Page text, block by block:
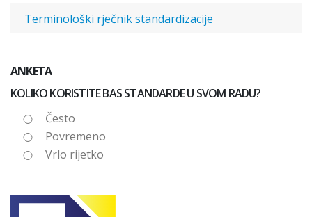
Terminološki rječnik standardizacije
ANKETA
KOLIKO KORISTITE BAS STANDARDE U SVOM RADU?
Često
Povremeno
Vrlo rijetko